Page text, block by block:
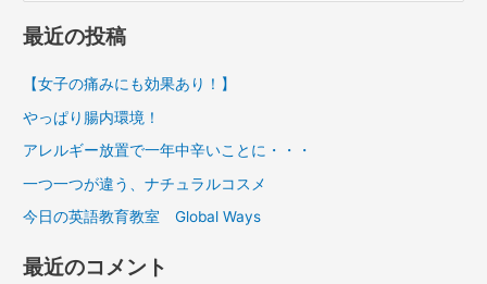
対
最近の投稿
【女子の痛みにも効果あり！】
やっぱり腸内環境！
アレルギー放置で一年中辛いことに・・・
一つ一つが違う、ナチュラルコスメ
今日の英語教育教室 Global Ways
最近のコメント